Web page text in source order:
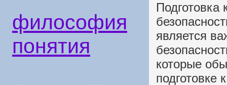
философия
понятия
Подготовка
является
которые
подготовке